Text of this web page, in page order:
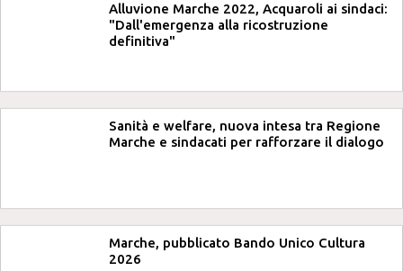
Alluvione Marche 2022, Acquaroli ai sindaci:
"Dall'emergenza alla ricostruzione
definitiva"
Sanità e welfare, nuova intesa tra Regione
Marche e sindacati per rafforzare il dialogo
Marche, pubblicato Bando Unico Cultura
2026